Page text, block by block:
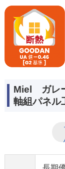
Miel ガレ
軸組パネル